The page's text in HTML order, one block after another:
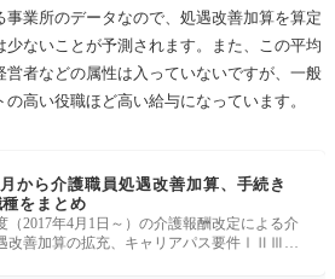
業所のデータなので、処遇改善加算を算定
少ないことが予測されます。また、この平均
者などの属性は入っていないですが、一般
高い役職ほど高い給与になっています。
から介護職員処遇改善加算、手続き
をまとめ
（2017年4月1日～）の介護報酬改定による介
改善加算の拡充、キャリアパス要件ⅠⅡⅢ、